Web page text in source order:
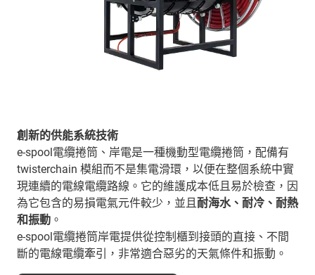
創新的供能系統技術
e-spool電纜捲筒、岸電是一種機動型電纜捲筒，配備有
twisterchain 模組而不是集電滑環，以便在整個系統中實
現連續的電線電纜路線。它的維護成本低且易於檢查，因
為它包含的易損電氣元件較少，並且 耐海水、耐冷、耐熱
和振動 。
e-spool電纜捲筒岸電提供從控制櫃到接頭的直接、不間
斷的電線電纜牽引，非常適合惡劣的天氣條件和振動。